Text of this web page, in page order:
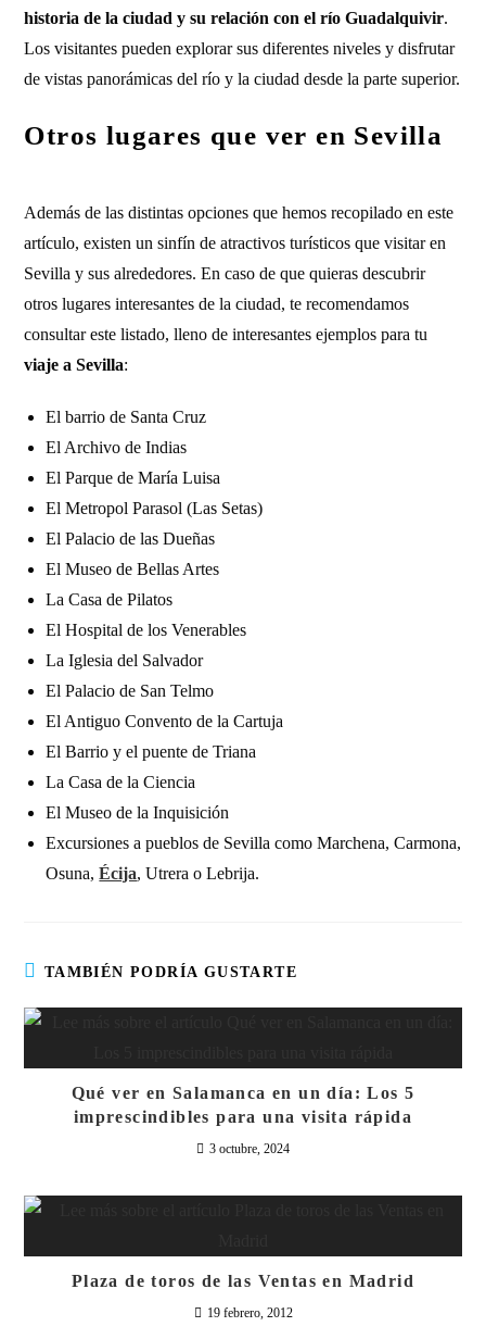
historia de la ciudad y su relación con el río Guadalquivir.
Los visitantes pueden explorar sus diferentes niveles y disfrutar
de vistas panorámicas del río y la ciudad desde la parte superior.
Otros lugares que ver en Sevilla
Además de las distintas opciones que hemos recopilado en este
artículo, existen un sinfín de atractivos turísticos que visitar en
Sevilla y sus alrededores. En caso de que quieras descubrir
otros lugares interesantes de la ciudad, te recomendamos
consultar este listado, lleno de interesantes ejemplos para tu
viaje a Sevilla:
El barrio de Santa Cruz
El Archivo de Indias
El Parque de María Luisa
El Metropol Parasol (Las Setas)
El Palacio de las Dueñas
El Museo de Bellas Artes
La Casa de Pilatos
El Hospital de los Venerables
La Iglesia del Salvador
El Palacio de San Telmo
El Antiguo Convento de la Cartuja
El Barrio y el puente de Triana
La Casa de la Ciencia
El Museo de la Inquisición
Excursiones a pueblos de Sevilla como Marchena, Carmona,
Osuna,Écija, Utrera o Lebrija.
TAMBIÉN PODRÍA GUSTARTE
Qué ver en Salamanca en un día: Los 5
imprescindibles para una visita rápida
3 octubre, 2024
Plaza de toros de las Ventas en Madrid
19 febrero, 2012